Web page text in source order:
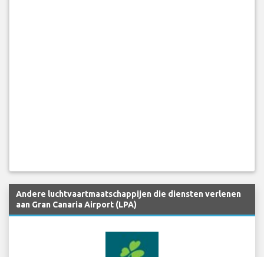
Andere luchtvaartmaatschappijen die diensten verlenen
aan Gran Canaria Airport (LPA)